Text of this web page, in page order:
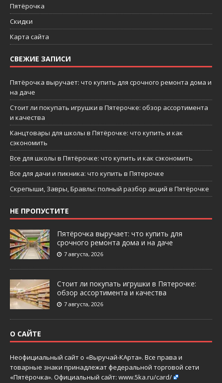
Пятёрочка
Скидки
Карта сайта
СВЕЖИЕ ЗАПИСИ
Пятёрочка выручает: что купить для срочного ремонта дома и
на даче
Стоит ли покупать игрушки в Пятерочке: обзор ассортимента
и качества
Канцтовары для школы в Пятёрочке: что купить и как
сэкономить
Все для школы в Пятёрочке: что купить и как сэкономить
Все для дачи и пикника: что купить в Пятерочке
Скрепыши, Завры, Бравлы: полный разбор акций в Пятёрочке
НЕ ПРОПУСТИТЕ
Пятёрочка выручает: что купить для
срочного ремонта дома и на даче
7 августа, 2026
Стоит ли покупать игрушки в Пятерочке:
обзор ассортимента и качества
7 августа, 2026
О САЙТЕ
Неофициальный сайт о «Выручай-КАрта». Все права и
товарные знаки принадлежат федеральной торговой сети
«Пятёрочка». Официальный сайт: www.5ka.ru/card/